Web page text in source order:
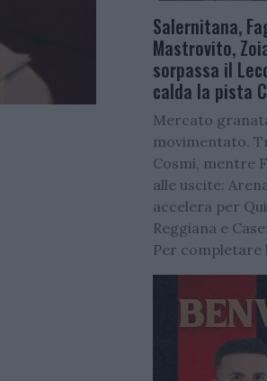
Salernitana,
Mastrovito,
sorpassa il
calda la pista
Mercato
movimentato.
Cosmi, mentre
alle uscite:
accelera per
Reggiana e
Per completare